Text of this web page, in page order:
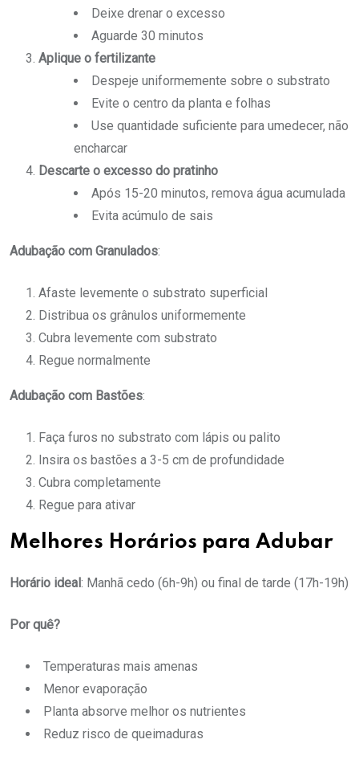
Deixe drenar o excesso
Aguarde 30 minutos
Aplique o fertilizante
Despeje uniformemente sobre o substrato
Evite o centro da planta e folhas
Use quantidade suficiente para umedecer, não
encharcar
Descarte o excesso do pratinho
Após 15-20 minutos, remova água acumulada
Evita acúmulo de sais
Adubação com Granulados:
Afaste levemente o substrato superficial
Distribua os grânulos uniformemente
Cubra levemente com substrato
Regue normalmente
Adubação com Bastões:
Faça furos no substrato com lápis ou palito
Insira os bastões a 3-5 cm de profundidade
Cubra completamente
Regue para ativar
Melhores Horários para Adubar
Horário ideal : Manhã cedo (6h-9h) ou final de tarde (17h-19h)
Por quê?
Temperaturas mais amenas
Menor evaporação
Planta absorve melhor os nutrientes
Reduz risco de queimaduras